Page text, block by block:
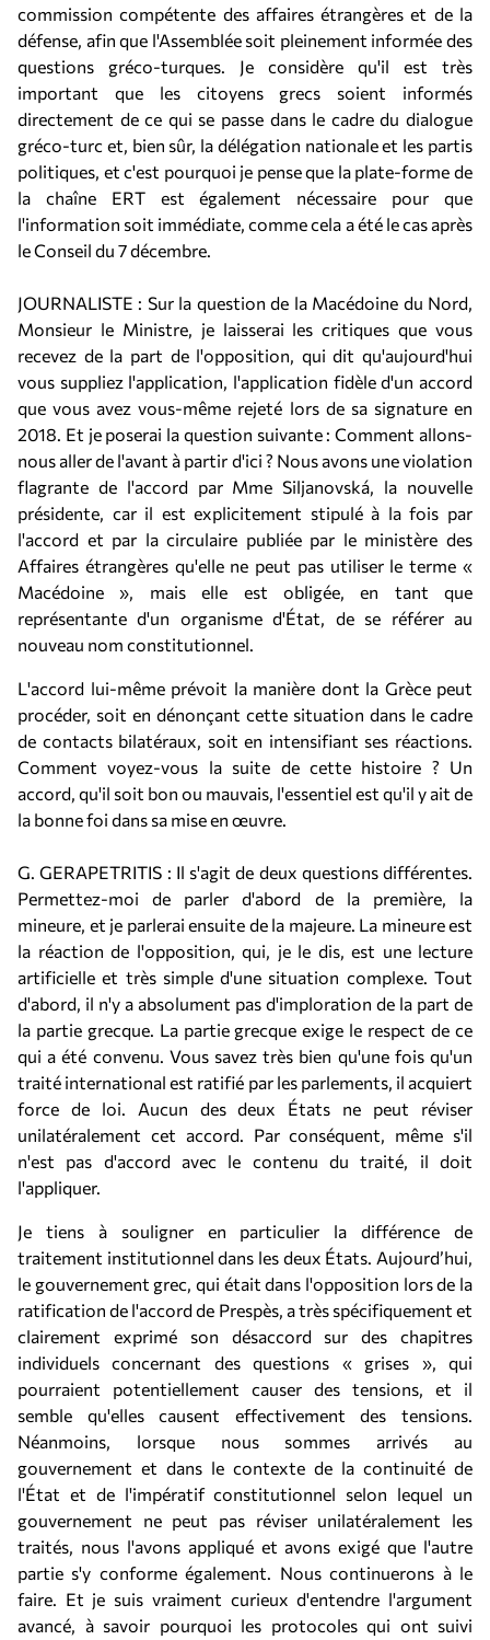
commission compétente des affaires étrangères et de la
défense, afin que l'Assemblée soit pleinement informée des
questions gréco-turques. Je considère qu'il est très
important que les citoyens grecs soient informés
directement de ce qui se passe dans le cadre du dialogue
gréco-turc et, bien sûr, la délégation nationale et les partis
politiques, et c'est pourquoi je pense que la plate-forme de
la chaîne ERT est également nécessaire pour que
l'information soit immédiate, comme cela a été le cas après
le Conseil du 7 décembre.
JOURNALISTE : Sur la question de la Macédoine du Nord,
Monsieur le Ministre, je laisserai les critiques que vous
recevez de la part de l'opposition, qui dit qu'aujourd'hui
vous suppliez l'application, l'application fidèle d'un accord
que vous avez vous-même rejeté lors de sa signature en
2018. Et je poserai la question suivante : Comment allons-
nous aller de l'avant à partir d'ici ? Nous avons une violation
flagrante de l'accord par Mme Siljanovská, la nouvelle
présidente, car il est explicitement stipulé à la fois par
l'accord et par la circulaire publiée par le ministère des
Affaires étrangères qu'elle ne peut pas utiliser le terme «
Macédoine », mais elle est obligée, en tant que
représentante d'un organisme d'État, de se référer au
nouveau nom constitutionnel.
L'accord lui-même prévoit la manière dont la Grèce peut
procéder, soit en dénonçant cette situation dans le cadre
de contacts bilatéraux, soit en intensifiant ses réactions.
Comment voyez-vous la suite de cette histoire ? Un
accord, qu'il soit bon ou mauvais, l'essentiel est qu'il y ait de
la bonne foi dans sa mise en œuvre.
G. GERAPETRITIS : Il s'agit de deux questions différentes.
Permettez-moi de parler d'abord de la première, la
mineure, et je parlerai ensuite de la majeure. La mineure est
la réaction de l'opposition, qui, je le dis, est une lecture
artificielle et très simple d'une situation complexe. Tout
d'abord, il n'y a absolument pas d'imploration de la part de
la partie grecque. La partie grecque exige le respect de ce
qui a été convenu. Vous savez très bien qu'une fois qu'un
traité international est ratifié par les parlements, il acquiert
force de loi. Aucun des deux États ne peut réviser
unilatéralement cet accord. Par conséquent, même s'il
n'est pas d'accord avec le contenu du traité, il doit
l'appliquer.
Je tiens à souligner en particulier la différence de
traitement institutionnel dans les deux États. Aujourd’hui,
le gouvernement grec, qui était dans l'opposition lors de la
ratification de l'accord de Prespès, a très spécifiquement et
clairement exprimé son désaccord sur des chapitres
individuels concernant des questions « grises », qui
pourraient potentiellement causer des tensions, et il
semble qu'elles causent effectivement des tensions.
Néanmoins, lorsque nous sommes arrivés au
gouvernement et dans le contexte de la continuité de
l'État et de l'impératif constitutionnel selon lequel un
gouvernement ne peut pas réviser unilatéralement les
traités, nous l'avons appliqué et avons exigé que l'autre
partie s'y conforme également. Nous continuerons à le
faire. Et je suis vraiment curieux d'entendre l'argument
avancé, à savoir pourquoi les protocoles qui ont suivi